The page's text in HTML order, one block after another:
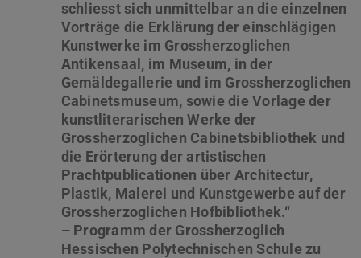
schliesst sich unmittelbar an die einzelnen
Vorträge die Erklärung der einschlägigen
Kunstwerke im Grossherzoglichen
Antikensaal, im Museum, in der
Gemäldegallerie und im Grossherzoglichen
Cabinetsmuseum, sowie die Vorlage der
kunstliterarischen Werke der
Grossherzoglichen Cabinetsbibliothek und
die Erörterung der artistischen
Prachtpublicationen über Architectur,
Plastik, Malerei und Kunstgewerbe auf der
Grossherzoglichen Hofbibliothek.“
– Programm der Grossherzoglich
Hessischen Polytechnischen Schule zu